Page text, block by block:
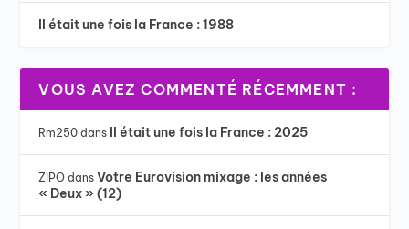
Il était une fois la France : 1988
VOUS AVEZ COMMENTÉ RÉCEMMENT :
Rm250 dans Il était une fois la France : 2025
ZIPO dansVotre Eurovision mixage : les années
« Deux » (12)